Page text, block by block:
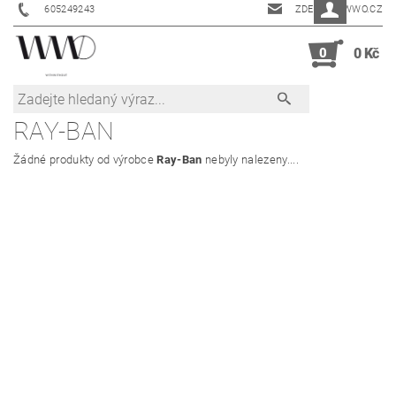
605249243 ZDENKA@WWO.CZ
0 0 Kč
RAY-BAN
Žádné produkty od výrobceRay-Ban nebyly nalezeny....